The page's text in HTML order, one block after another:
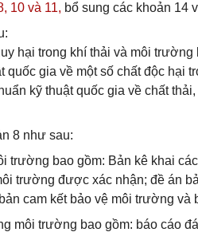
10 và 11, bổ sung các khoản 14
hại trong khí thải và môi
quốc gia về một số chất độc hại
kỹ thuật quốc gia về chất
8 như sau:
trường bao gồm: Bản kê khai
trường được xác nhận; đề án
cam kết bảo vệ môi trường và
môi trường bao gồm: báo cáo